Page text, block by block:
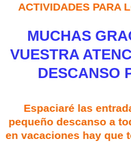
ACTIVIDADES PARA
MUCHAS
VUESTRA
DESCANSO
Espaciaré las
pequeño descanso a
en vacaciones hay que